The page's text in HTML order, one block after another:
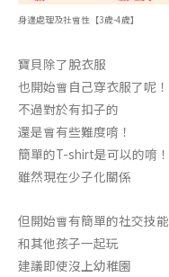
身邊處理及社會性【3歲-4歲】
寶貝除了脫衣服
也開始會自己穿衣服了呢！
不過對於有扣子的
還是會有些難度唷！
簡單的T-shirt是可以的唷！
雖然現在少子化關係
但開始會有簡單的社交技能
和其他孩子一起玩
建議即使沒上幼稚園